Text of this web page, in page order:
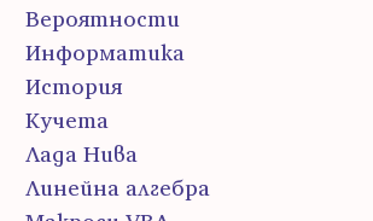
Вероятности
Информатика
История
Кучета
Лада Нива
Линейна алгебра